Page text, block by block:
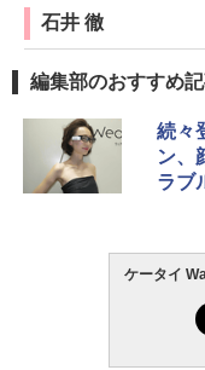
石井 徹
編集部のおすすめ
続々
ン、
ラブ
ケータイ